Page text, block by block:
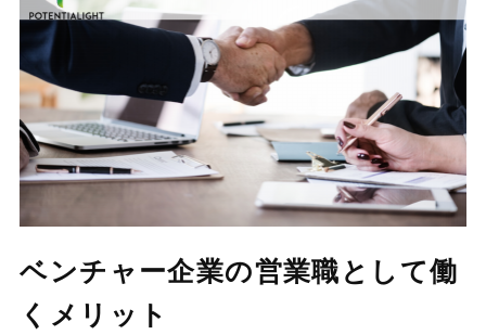
ベンチャー企業の営業職として働
くメリット